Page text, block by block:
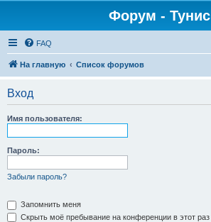
Форум - Тунис
FAQ
На главную Список форумов
Вход
Имя пользователя:
Пароль:
Забыли пароль?
Запомнить меня
Скрыть моё пребывание на конференции в этот раз